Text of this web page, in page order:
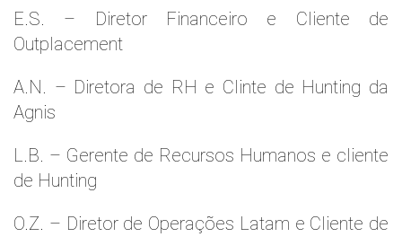
E.S. – Diretor Financeiro e Cliente de
Outplacement
A.N. – Diretora de RH e Clinte de Hunting da
Agnis
L.B. – Gerente de Recursos Humanos e cliente
de Hunting
O.Z. – Diretor de Operações Latam e Cliente de